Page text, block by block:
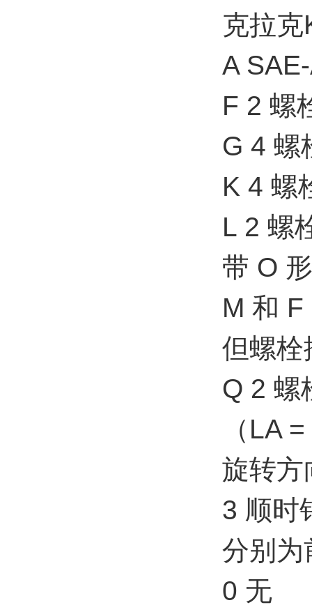
克拉
A
F 2 螺
G 4 螺
K 4 螺
L 2 螺
带 O
M 和
但螺栓
Q 2 螺
（LA
旋转方
3 顺时
分别为
0 无